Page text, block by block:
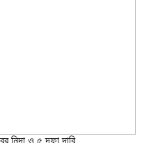
নিন্দা ও ৫ দফা দাবি